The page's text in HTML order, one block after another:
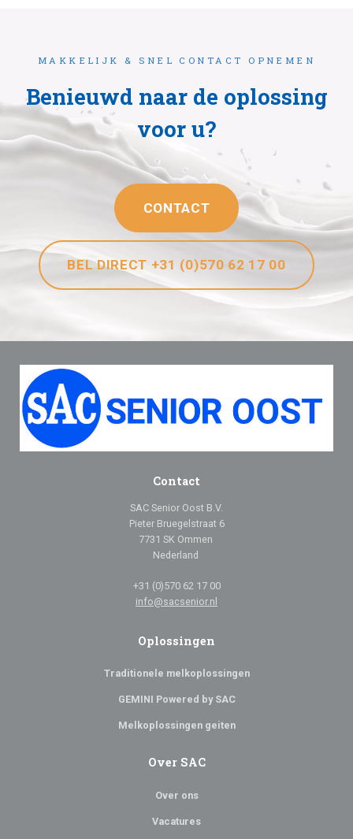
MAKKELIJK & SNEL CONTACT OPNEMEN
Benieuwd naar de oplossing
voor u?
CONTACT
BEL DIRECT +31 (0)570 62 17 00
Contact
SAC Senior Oost B.V.
Pieter Bruegelstraat 6
7731 SK Ommen
Nederland
+31 (0)570 62 17 00
info@sacsenior.nl
Oplossingen
Traditionele melkoplossingen
GEMINI Powered by SAC
Melkoplossingen geiten
Over SAC
Over ons
Vacatures